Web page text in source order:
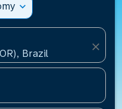
expand_more
Brazil
close